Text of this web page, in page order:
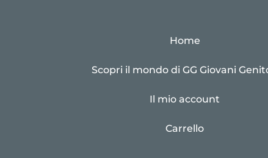
Home
Scopri il mondo di GG Giovani
Il mio account
Carrello